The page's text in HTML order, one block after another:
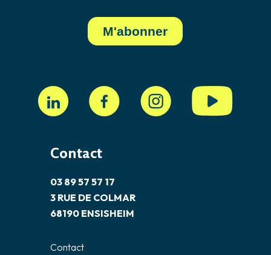
Contact
03 89 57 57 17
3 RUE DE COLMAR
68190 ENSISHEIM
Contact